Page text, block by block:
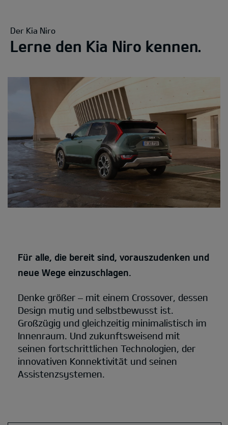
Konnektivität
360°-Darstellung
Ausstattungslinien
Der Kia Niro
Lerne den Kia Niro kennen.
Für alle, die bereit sind, vorauszudenken und
neue Wege einzuschlagen.
Denke größer – mit einem Crossover, dessen
Design mutig und selbstbewusst ist.
Großzügig und gleichzeitig minimalistisch im
Innenraum. Und zukunftsweisend mit
seinen fortschrittlichen Technologien, der
innovativen Konnektivität und seinen
Assistenzsystemen.